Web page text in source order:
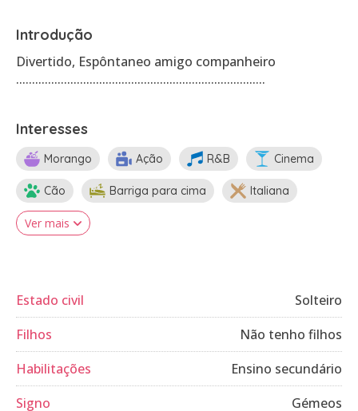
Introdução
Divertido, Espôntaneo amigo companheiro
..............................................................................
Interesses
Morango Ação R&B Cinema
Cão Barriga para cima Italiana
Ver mais
Estado civil
Solteiro
Filhos
Não tenho filhos
Habilitações
Ensino secundário
Signo
Gémeos